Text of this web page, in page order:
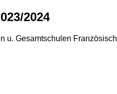
2024
u. Gesamtschulen